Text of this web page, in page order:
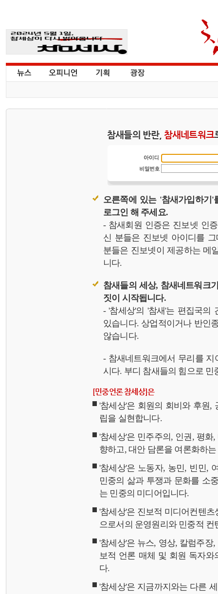
참새들의 반란, 참새네트워크
오른쪽에 있는 '참새가입하기
로그인 해 주세요.
- 참새회원 인증은 진보넷 인
신 분들은 진보넷 아이디를
분들은 진보넷이 제공하는 메
니다.
참새들의 세상, 참새네트워크
짓이 시작됩니다.
- '참세상'의 '참새'는 편집국의
있습니다. 상업적이거나 반인
않습니다.
- 참새네트워크에서 무리를
시다. 부디 참새들의 힘으로 민
[민중언론 참세상]은
'참세상'은 회원의 회비와 후원,
립을 실현합니다.
'참세상'은 민주주의, 인권, 평
향하고, 대안 담론을 여론화하
'참세상'은 노동자, 농민, 빈민,
민중의 삶과 투쟁과 문화를 소
는 민중의 미디어입니다.
'참세상'은 진보적 미디어컨텐
으로서의 운영원리와 민중적
'참세상'은 뉴스, 영상, 칼럼주
보적 언론 매체 및 회원 독자와
다.
'참세상'은 지금까지와는 다른